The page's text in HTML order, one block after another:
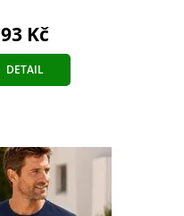
93 Kč
DETAIL